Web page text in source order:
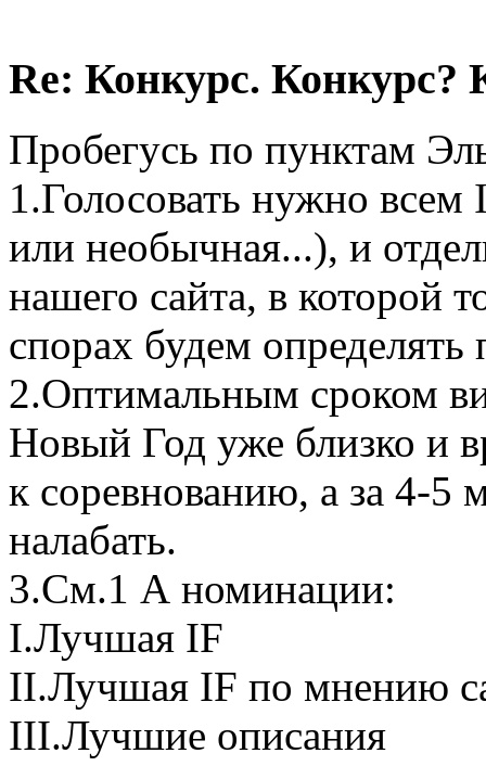
Re: Конкурс. Конкурс?
Пробегусь по пунктам
1.Голосовать нужно всем
или необычная...), и
нашего сайта, в которой
спорах будем определять
2.Оптимальным сроком
Новый Год уже близко и
к соревнованию, а за 4-5
налабать.
3.См.1 А номинации:
I.Лучшая IF
II.Лучшая IF по мнению
III.Лучшие описания